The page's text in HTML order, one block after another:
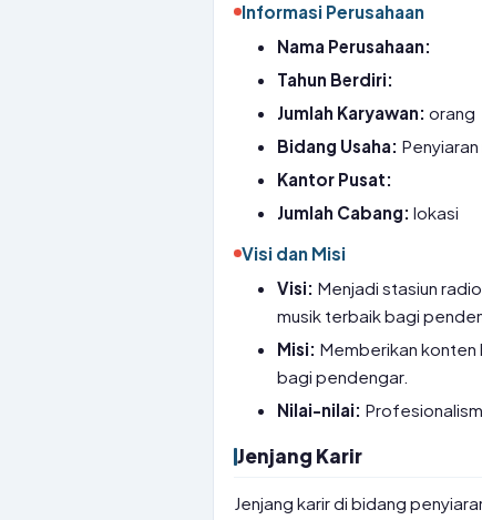
Informasi Perusahaan
Nama Perusahaan:
Tahun Berdiri:
Jumlah Karyawan: orang
Bidang Usaha:
Kantor Pusat:
Jumlah Cabang: lokasi
Visi dan Misi
Visi: Menjadi stasiun
musik terbaik bagi
Misi: Memberikan konten
bagi pendengar.
Nilai-nilai:
Jenjang Karir
Jenjang karir di bidang